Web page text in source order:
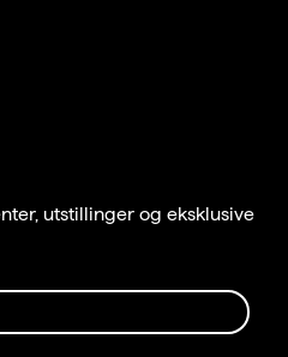
utstillinger og eksklusive